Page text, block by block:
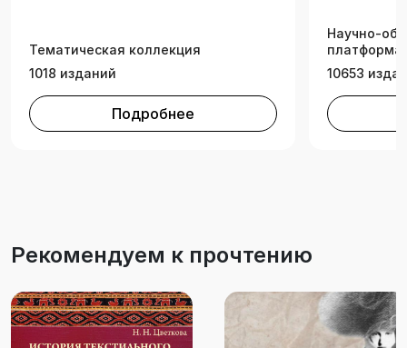
Тематическая коллекция
1018 изданий
Подробнее
Научно-
платформа
10653
Рекомендуем к прочтению